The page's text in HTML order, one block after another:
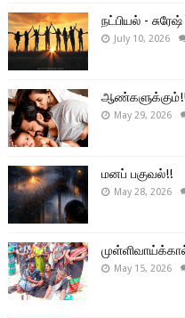
நட்பியல் -
July 10, 2026
May 29, 2026
மனப் பகுவல்!!
May 28, 2026
May 15, 2026